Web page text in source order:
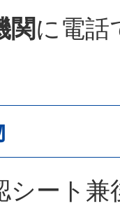
関に電話
シート兼